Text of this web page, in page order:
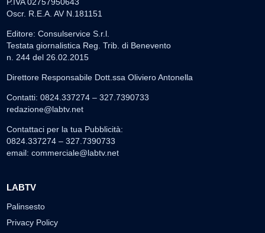
P.IVA 02757950643
Oscr. R.E.A. AV N.181151
Editore: Consulservice S.r.l.
Testata giornalistica Reg. Trib. di Benevento
n. 244 del 26.02.2015
Direttore Responsabile Dott.ssa Oliviero Antonella
Contatti: 0824.337274 – 327.7390733
redazione@labtv.net
Contattaci per la tua Pubblicità:
0824.337274 – 327.7390733
email: commerciale@labtv.net
LABTV
Palinsesto
Privacy Policy